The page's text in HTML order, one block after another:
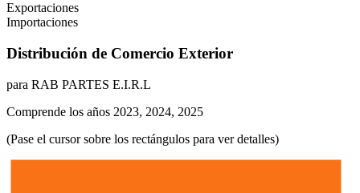
Exportaciones
Importaciones
Distribución de Comercio Exterior
para RAB PARTES E.I.R.L
Comprende los años 2023, 2024, 2025
(Pase el cursor sobre los rectángulos para ver detalles)